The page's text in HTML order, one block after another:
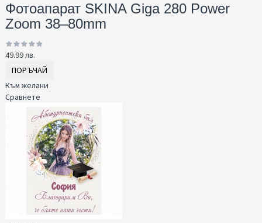
Фотоапарат SKINA Giga 280 Power
Zoom 38–80mm
49.99 лв.
ПОРЪЧАЙ
Към желани
Сравнете